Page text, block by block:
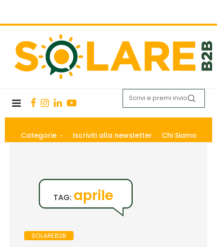
Categorie Iscriviti alla newsletter Chi Siamo
TAG: aprile
SOLAREB2B